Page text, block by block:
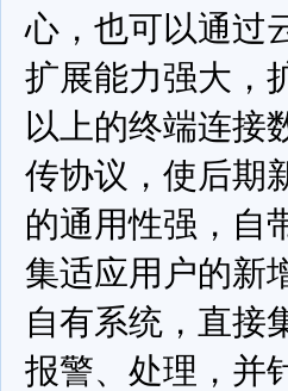
心，也可以通过
扩展能力强大，
以上的终端连接
传协议，使后期
的通用性强，自
集适应用户的新
自有系统，直接
报警、处理，并